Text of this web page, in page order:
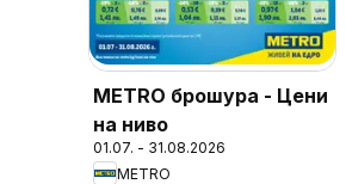
METRO брошура - Цени
на ниво
01.07. - 31.08.2026
METRO